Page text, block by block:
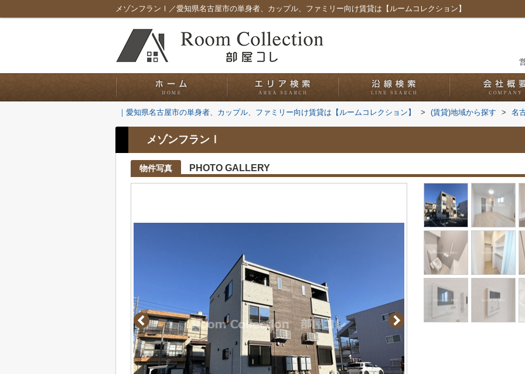
メゾンフランⅠ／愛知県名古屋市の単身者、カップル、ファミリー向け賃貸は【ルームコレクション】
｜愛知県名古屋市の単身者、カップル、ファミリー向け賃貸は【ルームコレクション】 > (賃貸)地域から探す > 名
メゾンフランⅠ
物件写真 PHOTO GALLERY